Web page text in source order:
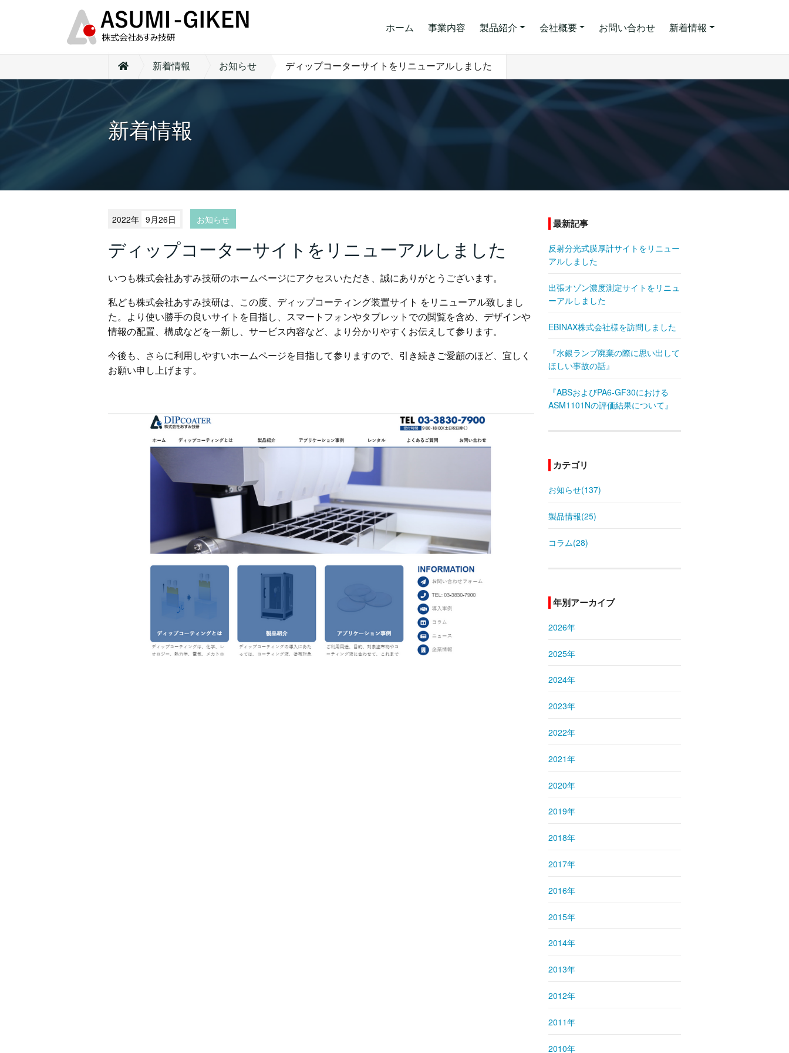
ホーム 事業内容 製品紹介 会社概要 お問い合わせ 新着情報
新着情報 お知らせ ディップコーターサイトをリニューアルしました
新着情報
2022年 9月26日 お知らせ
ディップコーターサイトをリニューアルしました
いつも株式会社あすみ技研のホームページにアクセスいただき、誠にありがとうございます。
私ども株式会社あすみ技研は、この度、ディップコーティング装置サイト をリニューアル致しまし
た。より使い勝手の良いサイトを目指し、スマートフォンやタブレットでの閲覧を含め、デザインや
情報の配置、構成などを一新し、サービス内容など、より分かりやすくお伝えして参ります。
今後も、さらに利用しやすいホームページを目指して参りますので、引き続きご愛顧のほど、宜しく
お願い申し上げます。
最新記事
反射分光式膜厚計サイトをリニュー
アルしました
出張オゾン濃度測定サイトをリニュ
ーアルしました
EBINAX株式会社様を訪問しました
『水銀ランプ廃棄の際に思い出して
ほしい事故の話』
『ABSおよびPA6-GF30における
ASM1101Nの評価結果について』
カテゴリ
お知らせ(137)
製品情報(25)
コラム(28)
年別アーカイブ
2026年
2025年
2024年
2023年
2022年
2021年
2020年
2019年
2018年
2017年
2016年
2015年
2014年
2013年
2012年
2011年
2010年